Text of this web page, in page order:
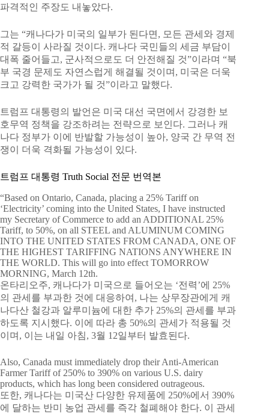
파격적인 주장도 내놓았다.
그는 “캐나다가 미국의 일부가 된다면, 모든 관세와 경제
적 갈등이 사라질 것이다. 캐나다 국민들의 세금 부담이
대폭 줄어들고, 군사적으로도 더 안전해질 것”이라며 “북
부 국경 문제도 자연스럽게 해결될 것이며, 미국은 더욱
크고 강력한 국가가 될 것”이라고 말했다.
트럼프 대통령의 발언은 미국 대선 국면에서 강경한 보
호무역 정책을 강조하려는 전략으로 보인다. 그러나 캐
나다 정부가 이에 반발할 가능성이 높아, 양국 간 무역 전
쟁이 더욱 격화될 가능성이 있다.
트럼프 대통령 Truth Social 전문 번역본
“Based on Ontario, Canada, placing a 25% Tariff on
‘Electricity’ coming into the United States, I have instructed
my Secretary of Commerce to add an ADDITIONAL 25%
Tariff, to 50%, on all STEEL and ALUMINUM COMING
INTO THE UNITED STATES FROM CANADA, ONE OF
THE HIGHEST TARIFFING NATIONS ANYWHERE IN
THE WORLD. This will go into effect TOMORROW
MORNING, March 12th.
온타리오주, 캐나다가 미국으로 들어오는 ‘전력’에 25%
의 관세를 부과한 것에 대응하여, 나는 상무장관에게 캐
나다산 철강과 알루미늄에 대한 추가 25%의 관세를 부과
하도록 지시했다. 이에 따라 총 50%의 관세가 적용될 것
이며, 이는 내일 아침, 3월 12일부터 발효된다.
Also, Canada must immediately drop their Anti-American
Farmer Tariff of 250% to 390% on various U.S. dairy
products, which has long been considered outrageous.
또한, 캐나다는 미국산 다양한 유제품에 250%에서 390%
에 달하는 반미 농업 관세를 즉각 철폐해야 한다. 이 관세